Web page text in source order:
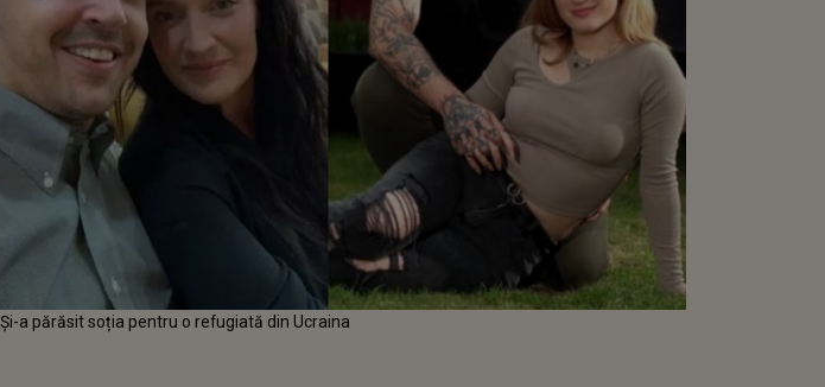
Și-a părăsit soția pentru o refugiată din Ucraina